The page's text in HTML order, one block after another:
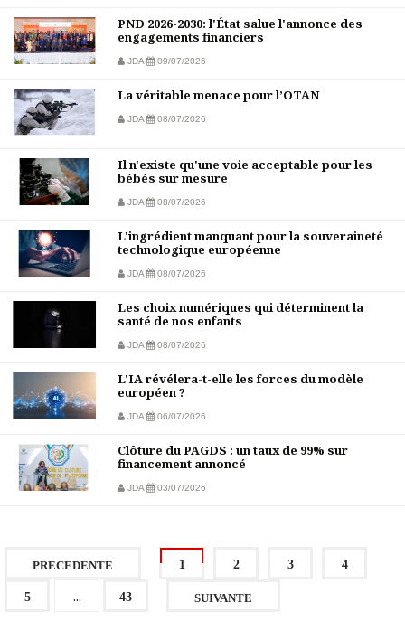
PND 2026-2030: l'État salue l'annonce des
engagements financiers
JDA 09/07/2026
La véritable menace pour l’OTAN
JDA 08/07/2026
Il n'existe qu'une voie acceptable pour les
bébés sur mesure
JDA 08/07/2026
L'ingrédient manquant pour la souveraineté
technologique européenne
JDA 08/07/2026
Les choix numériques qui déterminent la
santé de nos enfants
JDA 08/07/2026
L'IA révélera-t-elle les forces du modèle
européen ?
JDA 06/07/2026
Clôture du PAGDS : un taux de 99% sur
financement annoncé
JDA 03/07/2026
PRECEDENTE 1 2 3 4
5 ... 43 SUIVANTE